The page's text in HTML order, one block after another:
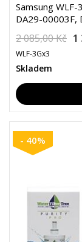
Samsung
DA29-00003F,
2 085,00 Kč 1
WLF-3Gx3
Skladem
- 40%